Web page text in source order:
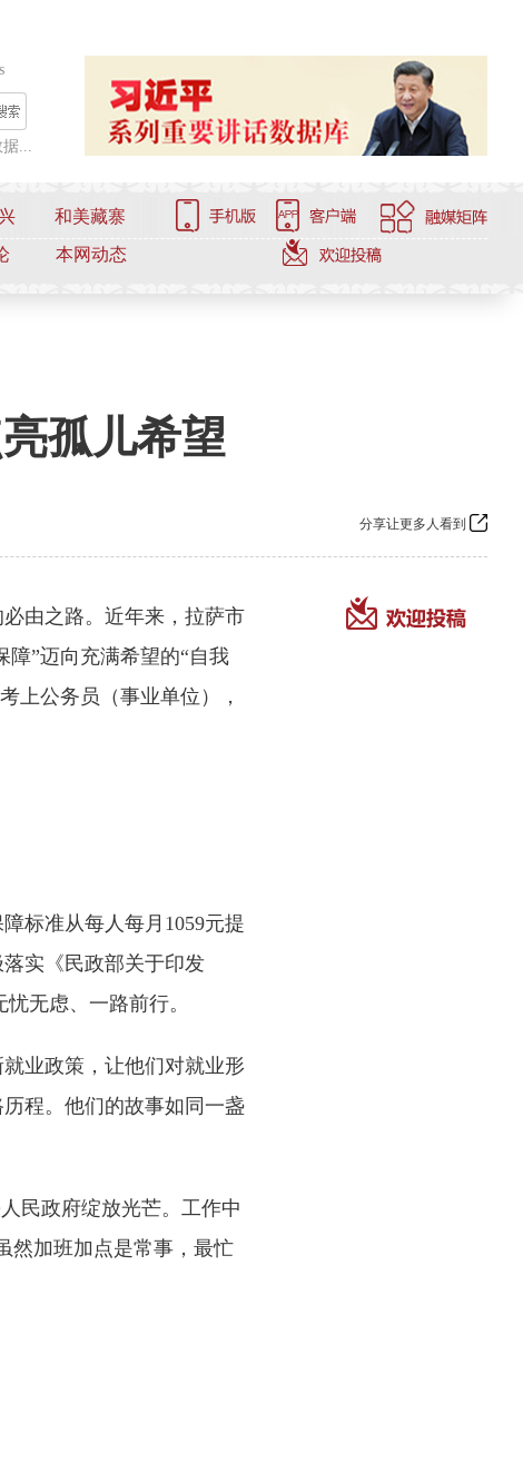
据...
和美藏寨
本网动态
孤儿希望
分享让更多人看到
由之路。近年来，拉萨市
”迈向充满希望的“自我
上公务员（事业单位），
标准从每人每月1059元提
实《民政部关于印发
无虑、一路前行。
业政策，让他们对就业形
程。他们的故事如同一盏
民政府绽放光芒。工作中
然加班加点是常事，最忙